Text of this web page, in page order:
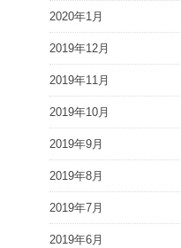
2020年1月
2019年12月
2019年11月
2019年10月
2019年9月
2019年8月
2019年7月
2019年6月